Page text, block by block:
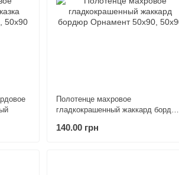
Полотенце махровое
гладкокрашенный жаккард бордюр
140.00 грн